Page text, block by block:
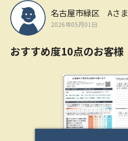
名古屋市緑区 Aさま
2026年05月01日
おすすめ度10点のお客様